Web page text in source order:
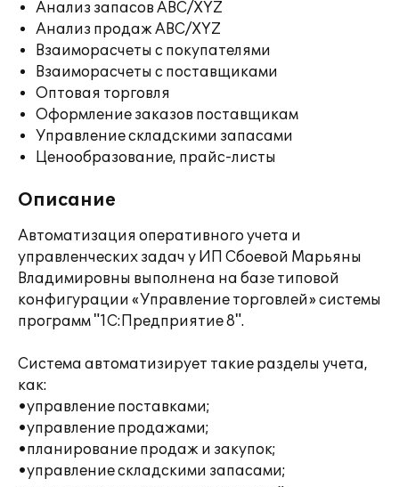
Анализ запасов ABC/XYZ
Анализ продаж ABC/XYZ
Взаиморасчеты с покупателями
Взаиморасчеты с поставщиками
Оптовая торговля
Оформление заказов поставщикам
Управление складскими запасами
Ценообразование, прайс-листы
Описание
Автоматизация оперативного учета и
управленческих задач у ИП Сбоевой Марьяны
Владимировны выполнена на базе типовой
конфигурации «Управление торговлей» системы
программ "1С:Предприятие 8".
Система автоматизирует такие разделы учета,
как:
•управление поставками;
•управление продажами;
•планирование продаж и закупок;
•управление складскими запасами;